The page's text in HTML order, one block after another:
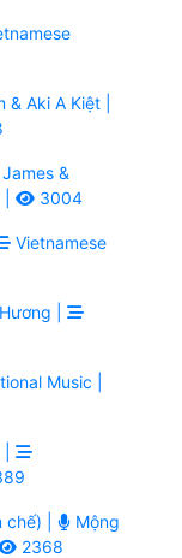
& Aki A Kiệt |
&
3004
Vietnamese
|
Music |
|
Mộng
2368